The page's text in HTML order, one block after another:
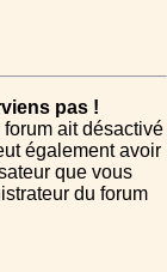
pas !
forum ait désactivé
également avoir
que vous
du forum